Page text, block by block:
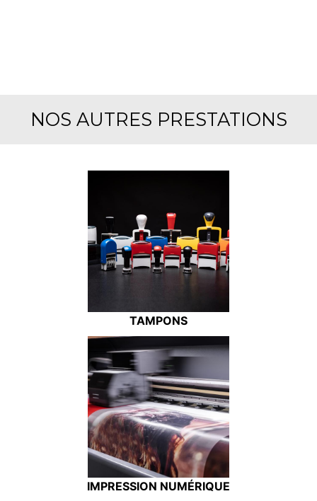
NOS AUTRES PRESTATIONS
TAMPONS
IMPRESSION NUMÉRIQUE